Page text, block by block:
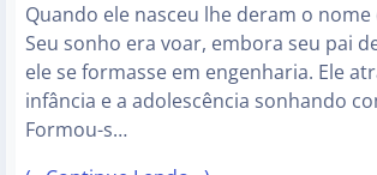
Quando ele nasceu lhe deram o nome
Seu sonho era voar, embora seu pai
ele se formasse em engenharia. Ele
infância e a adolescência sonhando
Formou-s…